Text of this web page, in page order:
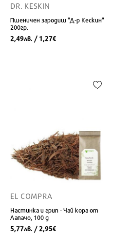
DR. KESKIN
Пшеничен зародиш "Д-р Кескин"
200гр.
2,49лв. / 1,27€
EL COMPRA
Настинка и грип - Чай кора от
Лапачо, 100 g
5,77лв. / 2,95€